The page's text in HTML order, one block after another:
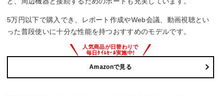
5万円以下で購入でき、レポート作成やWeb会議、動画視聴とい
った普段使いに十分な性能を持つおすすめのモデルです。
Amazonで見る